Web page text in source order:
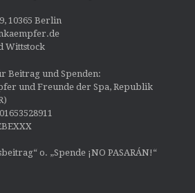
10365 Berlin
Wittstock
Beitrag und Spenden:
und Freunde der Spa, Republik
o. „Spende ¡NO PASARÁN!“